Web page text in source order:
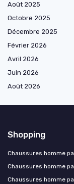
Août 2025
Octobre 2025
Décembre 2025
Février 2026
Avril 2026
Juin 2026
Août 2026
Shopping
Chaussures homme
Chaussures homme
Chaussures homme